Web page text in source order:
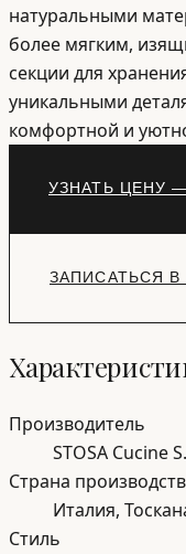
натуральными
более мягким,
секции для
уникальными
комфортной и
УЗНАТЬ ЦЕНУ —
ЗАПИСАТЬСЯ
Производитель
STOSA Cucine
Страна
Италия,
Стиль